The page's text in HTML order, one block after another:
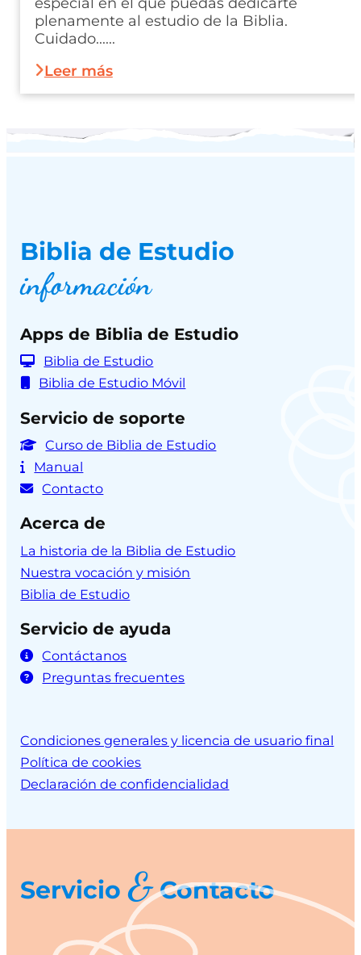
plenamente al estudio de la Biblia.
Cuidado......
Leer más
Biblia de Estudio
información
Apps de Biblia de Estudio
Biblia de Estudio
Biblia de Estudio Móvil
Servicio de soporte
Curso de Biblia de Estudio
Manual
Contacto
Acerca de
La historia de la Biblia de Estudio
Nuestra vocación y misión
Biblia de Estudio
Servicio de ayuda
Contáctanos
Preguntas frecuentes
Condiciones generales y licencia de usuario final
Política de cookies
Declaración de confidencialidad
Servicio&Contacto